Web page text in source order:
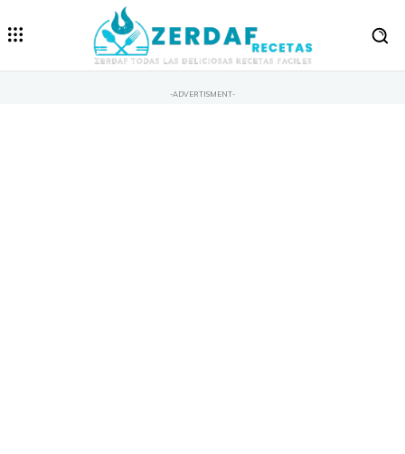
-ADVERTISMENT-